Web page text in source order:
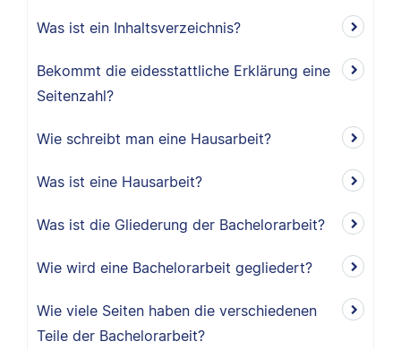
Was ist ein Inhaltsverzeichnis?
Bekommt die eidesstattliche Erklärung eine
Seitenzahl?
Wie schreibt man eine Hausarbeit?
Was ist eine Hausarbeit?
Was ist die Gliederung der Bachelorarbeit?
Wie wird eine Bachelorarbeit gegliedert?
Wie viele Seiten haben die verschiedenen
Teile der Bachelorarbeit?